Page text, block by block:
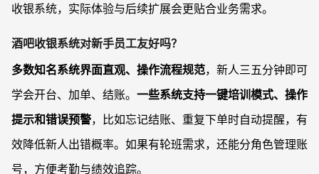
收银系统，实际体验与后续扩展会更贴合业务需求。
酒吧收银系统对新手员工友好吗？
多数知名系统界面直观、操作流程规范，新人三五分钟即可
学会开台、加单、结账。 一些系统支持一键培训模式、操作
提示和错误预警，比如忘记结账、重复下单时自动提醒，有
效降低新人出错概率。如果有轮班需求，还能分角色管理账
号，方便考勤与绩效追踪。